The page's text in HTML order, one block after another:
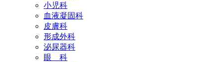
小児科
血液凝固科
皮膚科
形成外科
泌尿器科
眼 科